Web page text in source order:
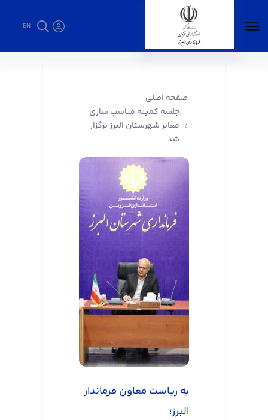
EN
صفحه اصلی
جلسه کمیته مناسب سازی
معابر شهرستان البرز برگزار
شد
به ریاست معاون فرماندار
البرز؛